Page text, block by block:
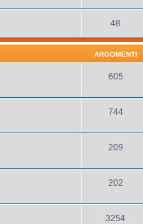
48
ARGOMENTI
605
744
209
202
3254